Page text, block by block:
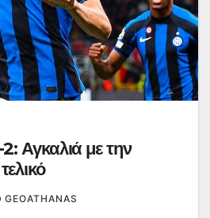
Αγκαλιά με την
GEOATHANAS